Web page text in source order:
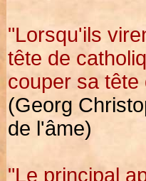
"Lorsqu'ils
tête de
couper sa
(Georg
de l'âme)
"Le principal